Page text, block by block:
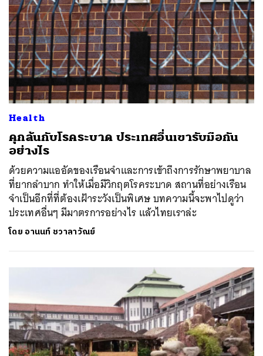
Health
คุกล้นกับโรคระบาด ประเทศอื่นเขารับมือกัน
อย่างไร
ด้วยความแออัดของเรือนจำและการเข้าถึงการรักษาพยาบาล
ที่ยากลำบาก ทำให้เมื่อมีวิกฤตโรคระบาด สถานที่อย่างเรือน
จำเป็นอีกที่ที่ต้องเฝ้าระวังเป็นพิเศษ บทความนี้จะพาไปดูว่า
ประเทศอื่นๆ มีมาตรการอย่างไร แล้วไทยเราล่ะ
โดย อานนท์ ชวาลาวัณย์